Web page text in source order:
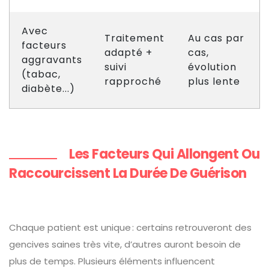
Avec
facteurs
aggravants
(tabac,
diabète...)
Traitement
adapté +
suivi
rapproché
Au cas par
cas,
évolution
plus lente
Les Facteurs Qui Allongent Ou
Raccourcissent La Durée De Guérison
Chaque patient est unique : certains retrouveront des
gencives saines très vite, d’autres auront besoin de
plus de temps. Plusieurs éléments influencent